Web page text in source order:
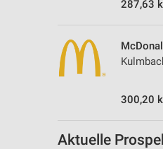
287,63
300,20
Aktuelle
Entwicklung und Verbesserung
IAB-Besonderheiten:
Verwendung genauer
Geräte anhand von aktiv